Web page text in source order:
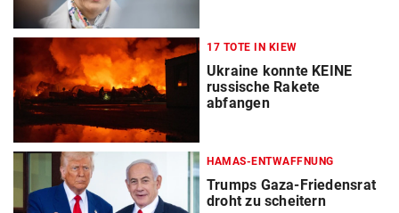
17 TOTE IN KIEW
Ukraine konnte KEINE
russische Rakete
abfangen
HAMAS-ENTWAFFNUNG
Trumps Gaza-Friedensrat
droht zu scheitern